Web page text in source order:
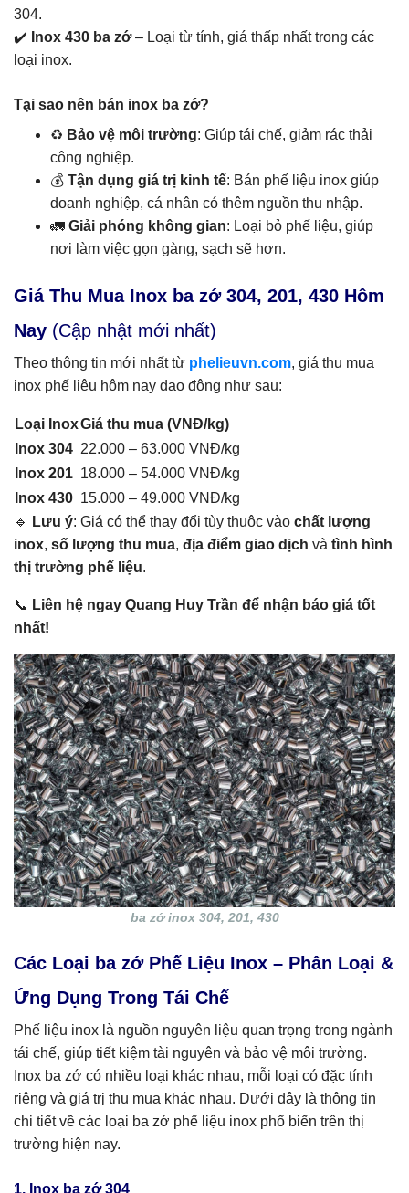
304.
✔️ Inox 430 ba zớ– Loại từ tính, giá thấp nhất trong các
loại inox.
Tại sao nên bán inox ba zớ?
♻ Bảo vệ môi trường: Giúp tái chế, giảm rác thải
công nghiệp.
💰 Tận dụng giá trị kinh tế: Bán phế liệu inox giúp
doanh nghiệp, cá nhân có thêm nguồn thu nhập.
🚛 Giải phóng không gian: Loại bỏ phế liệu, giúp
nơi làm việc gọn gàng, sạch sẽ hơn.
Giá Thu Mua Inox ba zớ 304, 201, 430 Hôm
Nay (Cập nhật mới nhất)
Theo thông tin mới nhất từ phelieuvn.com, giá thu mua
inox phế liệu hôm nay dao động như sau:
Loại InoxGiá thu mua (VNĐ/kg)
Inox 304 22.000 – 63.000 VNĐ/kg
Inox 201 18.000 – 54.000 VNĐ/kg
Inox 430 15.000 – 49.000 VNĐ/kg
🔹
Lưu ý: Giá có thể thay đổi tùy thuộc vào chất lượng
inox, số lượng thu mua, địa điểm giao dịch và tình hình
thị trường phế liệu.
📞 Liên hệ ngay Quang Huy Trần để nhận báo giá tốt
nhất!
ba zớ inox 304, 201, 430
Các Loại ba zớ Phế Liệu Inox – Phân Loại &
Ứng Dụng Trong Tái Chế
Phế liệu inox là nguồn nguyên liệu quan trọng trong ngành
tái chế, giúp tiết kiệm tài nguyên và bảo vệ môi trường.
Inox ba zớ có nhiều loại khác nhau, mỗi loại có đặc tính
riêng và giá trị thu mua khác nhau. Dưới đây là thông tin
chi tiết về các loại ba zớ phế liệu inox phổ biến trên thị
trường hiện nay.
1. Inox ba zớ 304